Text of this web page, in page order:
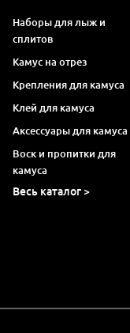
Наборы для лыж и
сплитов
Камус на отрез
Крепления для камуса
Клей для камуса
Аксессуары для камуса
Воск и пропитки для
камуса
Весь каталог >